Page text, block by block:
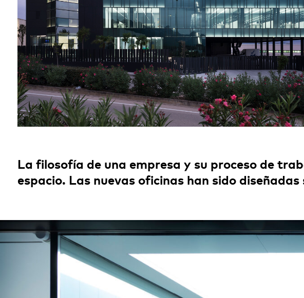
La filosofía de una empresa y su proceso de
espacio. Las nuevas oficinas han sido